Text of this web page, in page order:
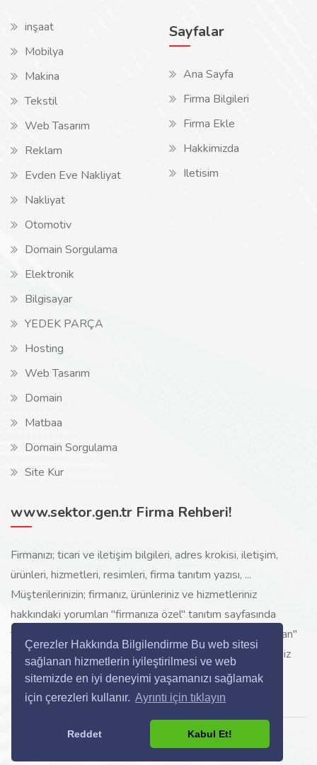
Çerezler Hakkında Bilgilendirme Bu web sitesi
sağlanan hizmetlerin iyileştirilmesi ve web
sitemizde en iyi deneyimi yaşamanızı sağlamak
için çerezleri kullanır. Ayrıntı için tıklayın
Reddet Kabul Et!
inşaat
Mobilya
Makina
Tekstil
Web Tasarım
Reklam
Evden Eve Nakliyat
Nakliyat
Otomotiv
Domain Sorgulama
Elektronik
Bilgisayar
YEDEK PARÇA
Hosting
Web Tasarım
Domain
Matbaa
Domain Sorgulama
Site Kur
Sayfalar
Ana Sayfa
Firma Bilgileri
Firma Ekle
Hakkimizda
Iletisim
www.sektor.gen.tr Firma Rehberi!
Firmanızı; ticari ve iletişim bilgileri, adres krokisi, iletişim,
ürünleri, hizmetleri, resimleri, firma tanıtım yazısı, ...
Müşterilerinizin; firmanız, ürünleriniz ve hizmetleriniz
hakkındaki yorumları "firmanıza özel" tanıtım sayfasında
toplanarak ürünlerinizi, hizmetlerinizi, internette "sizi arayan"
yeni müşterilerinize www.sektor.gen.tr aracılığı ile ücretsiz
gösterilir.
Copyright © 2024 All Rights Reserved.